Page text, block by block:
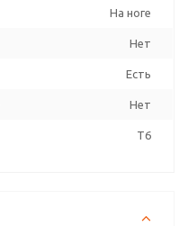
На ноге
Нет
Есть
Нет
T6